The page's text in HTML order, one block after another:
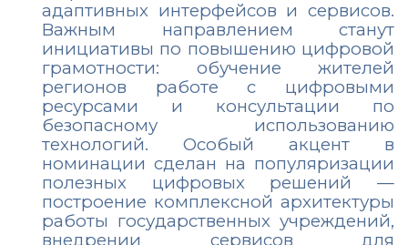
адаптивных интерфейсов и сервисов.
Важным направлением станут
инициативы по повышению цифровой
грамотности: обучение жителей
регионов работе с цифровыми
ресурсами и консультации по
безопасному использованию
технологий. Особый акцент в
номинации сделан на популяризации
полезных цифровых решений —
построение комплексной архитектуры
работы государственных учреждений,
внедрении сервисов для